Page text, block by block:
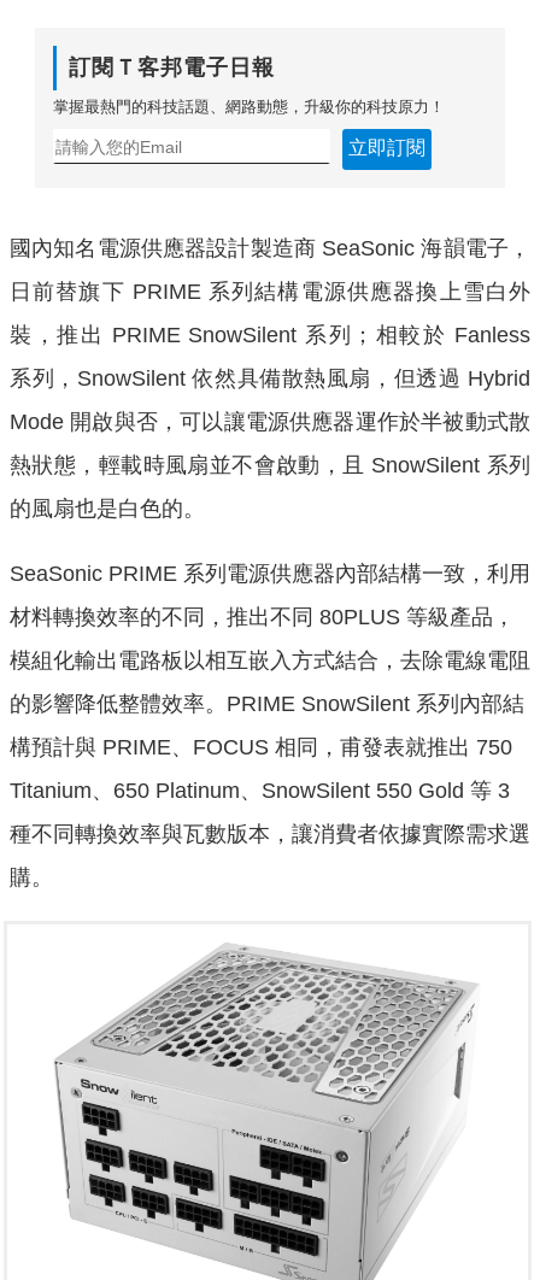
訂閱Ｔ客邦電子日報
掌握最熱門的科技話題、網路動態，升級你的科技原力！
立即訂閱
國內知名電源供應器設計製造商 SeaSonic 海韻電子，
日前替旗下 PRIME 系列結構電源供應器換上雪白外
裝，推出 PRIME SnowSilent 系列；相較於 Fanless
系列，SnowSilent 依然具備散熱風扇，但透過 Hybrid
Mode 開啟與否，可以讓電源供應器運作於半被動式散
熱狀態，輕載時風扇並不會啟動，且 SnowSilent 系列
的風扇也是白色的。
SeaSonic PRIME 系列電源供應器內部結構一致，利用
材料轉換效率的不同，推出不同 80PLUS 等級產品，
模組化輸出電路板以相互嵌入方式結合，去除電線電阻
的影響降低整體效率。PRIME SnowSilent 系列內部結
構預計與 PRIME、FOCUS 相同，甫發表就推出 750
Titanium、650 Platinum、SnowSilent 550 Gold 等 3
種不同轉換效率與瓦數版本，讓消費者依據實際需求選
購。